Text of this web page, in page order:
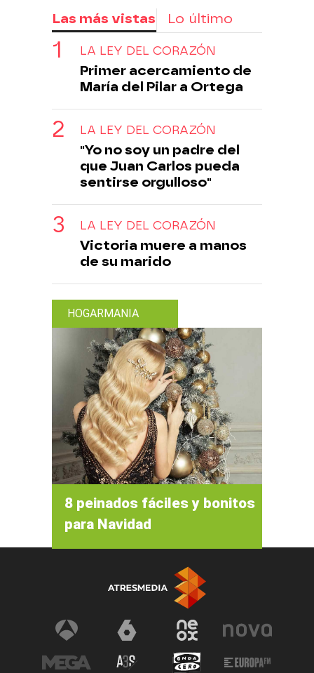
Las más vistas Lo último
LA LEY DEL CORAZÓN
Primer acercamiento de
María del Pilar a Ortega
LA LEY DEL CORAZÓN
"Yo no soy un padre del
que Juan Carlos pueda
sentirse orgulloso"
LA LEY DEL CORAZÓN
Victoria muere a manos
de su marido
HOGARMANIA
8 peinados fáciles y bonitos
para Navidad